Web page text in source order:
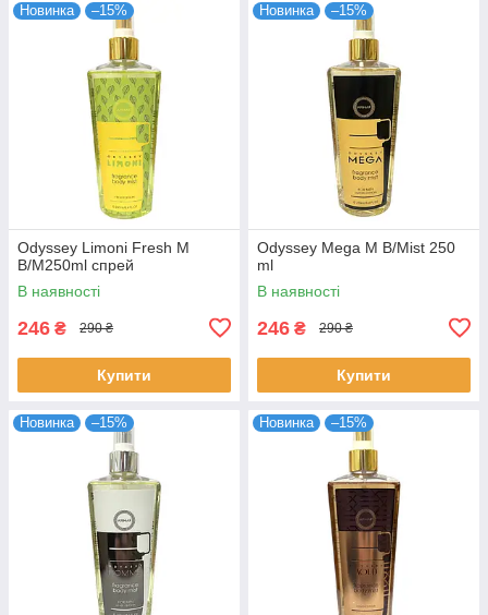
Новинка –15%
Odyssey Limoni Fresh M
B/M250ml спрей
В наявності
246 ₴ 290 ₴
Купити
Новинка –15%
Odyssey Mega M B/Mist 250
ml
В наявності
246 ₴ 290 ₴
Купити
Новинка –15% Новинка –15%